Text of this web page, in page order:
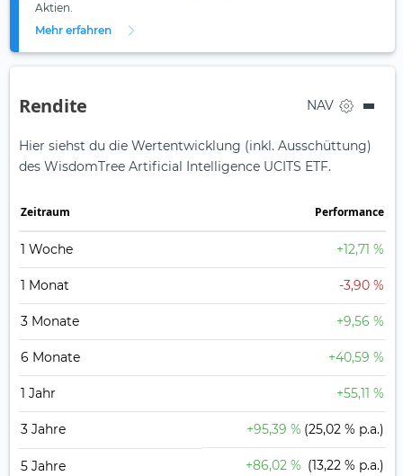
Aktien.
Mehr erfahren
Rendite NAV
Hier siehst du die Wertentwicklung (inkl. Ausschüttung)
des WisdomTree Artificial Intelligence UCITS ETF.
Zeit­raum Perfor­mance
1 Woche +12,71 %
1 Monat -3,90 %
3 Monate +9,56 %
6 Monate +40,59 %
1 Jahr +55,11 %
3 Jahre +95,39 % (25,02 % p.a.)
5 Jahre +86,02 % (13,22 % p.a.)